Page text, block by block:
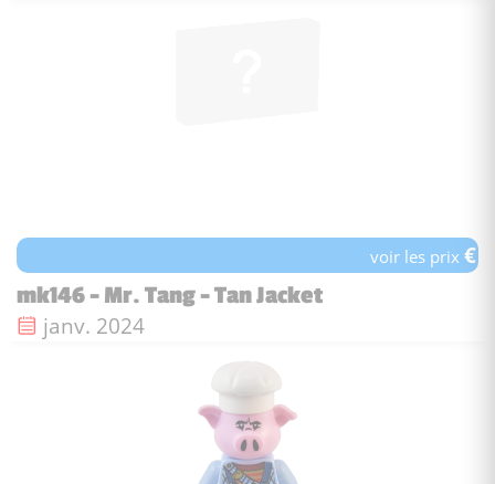
voir les prix€
mk146 - Mr. Tang - Tan Jacket
Date de sortie :
janv. 2024